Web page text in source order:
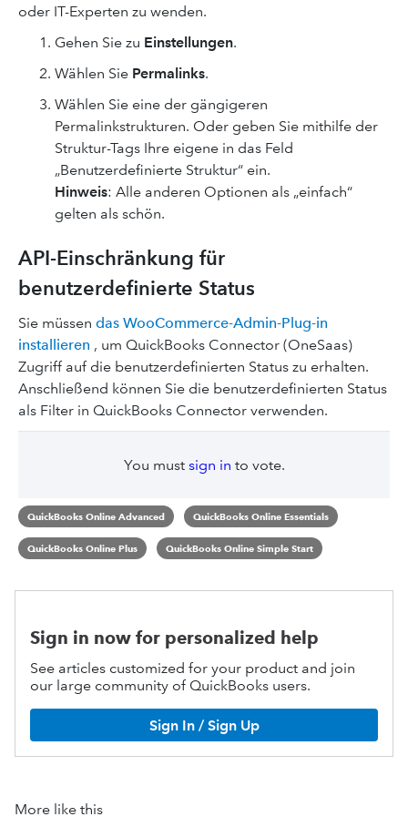
oder IT-Experten zu wenden.
Gehen Sie zu Einstellungen.
Wählen Sie Permalinks.
Wählen Sie eine der gängigeren
Permalinkstrukturen. Oder geben Sie mithilfe der
Struktur-Tags Ihre eigene in das Feld
„Benutzerdefinierte Struktur“ ein.
Hinweis: Alle anderen Optionen als „einfach“
gelten als schön.
API-Einschränkung für
benutzerdefinierte Status
Sie müssen das WooCommerce-Admin-Plug-in
installieren , um QuickBooks Connector (OneSaas)
Zugriff auf die benutzerdefinierten Status zu erhalten.
Anschließend können Sie die benutzerdefinierten Status
als Filter in QuickBooks Connector verwenden.
You must sign in to vote.
QuickBooks Online Advanced QuickBooks Online Essentials
QuickBooks Online Plus QuickBooks Online Simple Start
Sign in now for personalized help
See articles customized for your product and join
our large community of QuickBooks users.
Sign In / Sign Up
More like this